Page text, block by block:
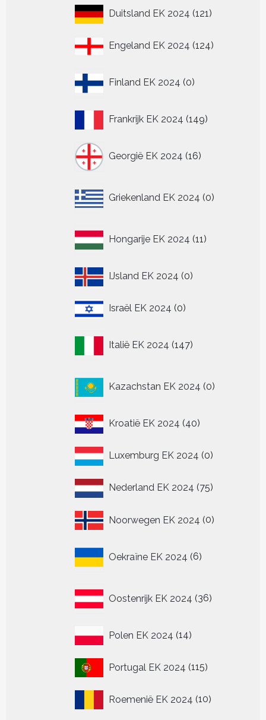
Duitsland EK 2024 121121
Engeland EK 2024 124124
Finland EK 2024 0
producten
Frankrijk EK 2024 149149
Georgië EK 2024 16
producten
Griekenland EK 2024 0
producten
Hongarije EK 2024 11
producten
IJsland EK 2024 00
Israël EK 2024 00
Italië EK 2024 147
producten
Kazachstan EK 2024 0
producten
Kroatië EK 2024 4040
Luxemburg EK 2024 00
Nederland EK 2024 7575
Noorwegen EK 2024 00
Oekraïne EK 2024 6
producten
Oostenrijk EK 2024 36
producten
Polen EK 2024 1414
Portugal EK 2024 115115
Roemenië EK 2024 1010